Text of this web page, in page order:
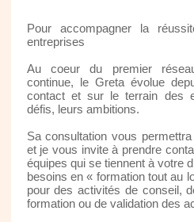
Pour accompagner la
entreprises
Au coeur du premier
continue, le Greta évolue
contact et sur le terrain des
défis, leurs ambitions.
Sa consultation vous
et je vous invite à prendre
équipes qui se tiennent à votre
besoins en « formation tout au
pour des activités de conseil,
formation ou de validation des